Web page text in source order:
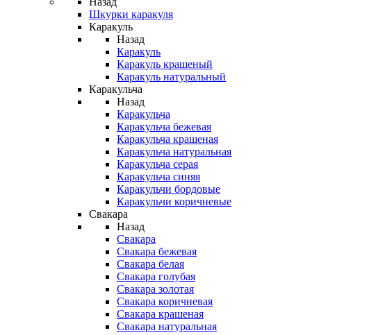
Шкурки каракуля
Каракуль
Назад
Каракуль
Каракуль крашеный
Каракуль натуральный
Каракульча
Назад
Каракульча
Каракульча бежевая
Каракульча крашеная
Каракульча натуральная
Каракульча серая
Каракульча синяя
Каракульчи бордовые
Каракульчи коричневые
Свакара
Назад
Свакара
Свакара бежевая
Свакара белая
Свакара голубая
Свакара золотая
Свакара коричневая
Свакара крашеная
Свакара натуральная